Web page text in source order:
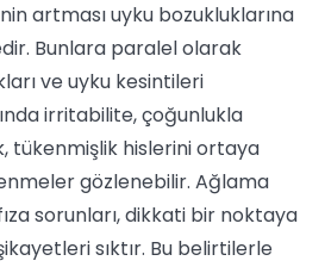
artması uyku bozukluklarına
Bunlara paralel olarak
ve uyku kesintileri
irritabilite, çoğunlukla
tükenmişlik hislerini ortaya
gözlenebilir. Ağlama
sorunları, dikkati bir noktaya
sıktır. Bu belirtilerle